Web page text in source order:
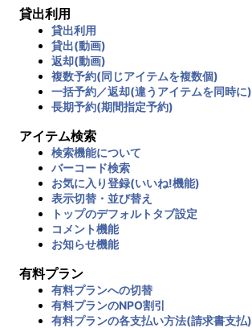
貸出利用
貸出利用
貸出(動画)
返却(動画)
複数予約(同じアイテムを複数個)
一括予約／返却(違うアイテムを同時に)
長期予約(期間指定予約)
アイテム検索
検索機能について
バーコード検索
お気に入り登録(いいね!機能)
表示切替・並び替え
トップのデフォルトタブ設定
コメント機能
お知らせ機能
有料プラン
有料プランへの切替
有料プランのNPO割引
有料プランの各支払い方法(請求書支払)